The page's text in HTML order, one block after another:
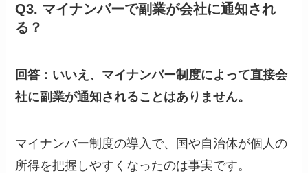
Q3. マイナンバーで副業が会社に通知され
る？
回答：いいえ、マイナンバー制度によって直接会
社に副業が通知されることはありません。
マイナンバー制度の導入で、国や自治体が個人の
所得を把握しやすくなったのは事実です。